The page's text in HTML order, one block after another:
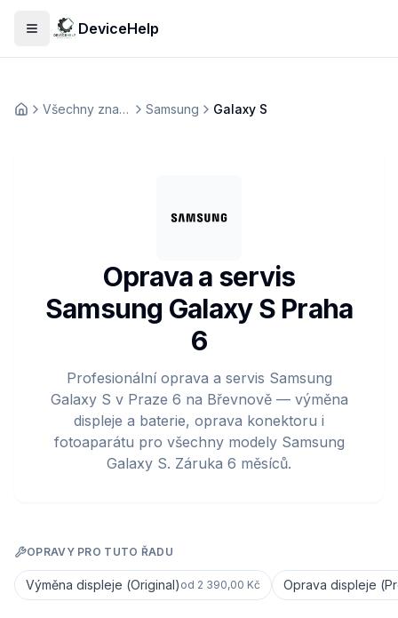
Otevřít menuDeviceHelp
Домашня Všechny značky Samsung Galaxy S
Oprava a servis
Samsung Galaxy S Praha
6
Profesionální oprava a servis Samsung
Galaxy S v Praze 6 na Břevnově — výměna
displeje a baterie, oprava konektoru i
fotoaparátu pro všechny modely Samsung
Galaxy S. Záruka 6 měsíců.
OPRAVY PRO TUTO ŘADU
Výměna displeje (Original) od 2 390,00 Kč Oprava displeje